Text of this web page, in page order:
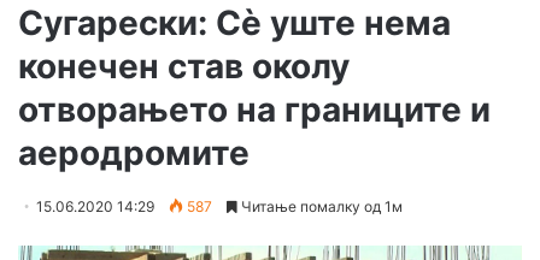
Сугарески: Сè уште нема
конечен став околу
отворањето на границите и
аеродромите
15.06.2020 14:29 587 Читање помалку од 1м